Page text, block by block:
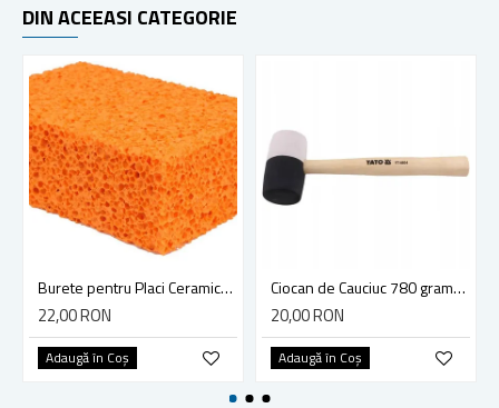
DIN ACEEASI CATEGORIE
Burete pentru Placi Ceramice de Cauciuc Vorel 150x100x50mm
22,00 RON
Adaugă în Coş
Ciocan de Cauciuc 780 grame, Yato YT-4604
20,00 RON
Adaugă în Coş